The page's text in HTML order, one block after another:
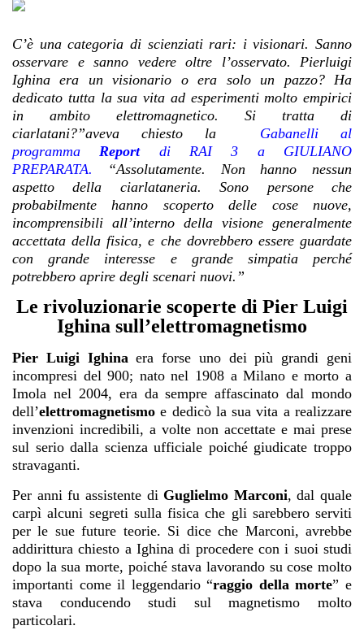
C’è una categoria di scienziati rari: i visionari. Sanno
osservare e sanno vedere oltre l’osservato. Pierluigi
Ighina era un visionario o era solo un pazzo? Ha
dedicato tutta la sua vita ad esperimenti molto empirici
in ambito elettromagnetico. Si tratta di
ciarlatani?”aveva chiesto la Gabanelli al
programmaReport di RAI 3 a GIULIANO
PREPARATA.
“Assolutamente. Non hanno nessun
aspetto della ciarlataneria. Sono persone che
probabilmente hanno scoperto delle cose nuove,
incomprensibili all’interno della visione generalmente
accettata della fisica, e che dovrebbero essere guardate
con grande interesse e grande simpatia perché
potrebbero aprire degli scenari nuovi.”
Le rivoluzionarie scoperte di Pier Luigi
Ighina sull’elettromagnetismo
Pier Luigi Ighinaera forse uno dei più grandi geni
incompresi del 900; nato nel 1908 a Milano e morto a
Imola nel 2004, era da sempre affascinato dal mondo
dell’elettromagnetismo e dedicò la sua vita a realizzare
invenzioni incredibili, a volte non accettate e mai prese
sul serio dalla scienza ufficiale poiché giudicate troppo
stravaganti.
Per anni fu assistente di Guglielmo Marconi, dal quale
carpì alcuni segreti sulla fisica che gli sarebbero serviti
per le sue future teorie. Si dice che Marconi, avrebbe
addirittura chiesto a Ighina di procedere con i suoi studi
dopo la sua morte, poiché stava lavorando su cose molto
importanti come il leggendario “raggio della morte” e
stava conducendo studi sul magnetismo molto
particolari.